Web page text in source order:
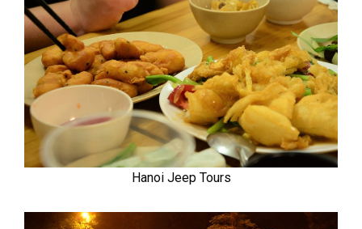
Hanoi Jeep Tours